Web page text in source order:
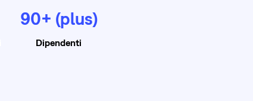
90+ (plus)
Dipendenti